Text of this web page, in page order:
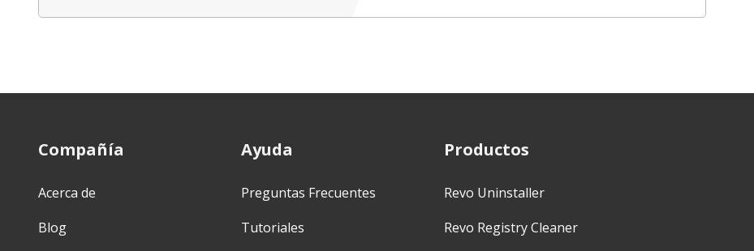
Compañía
Acerca de
Blog
Ayuda
Preguntas Frecuentes
Tutoriales
Productos
Revo Uninstaller
Revo Registry Cleaner